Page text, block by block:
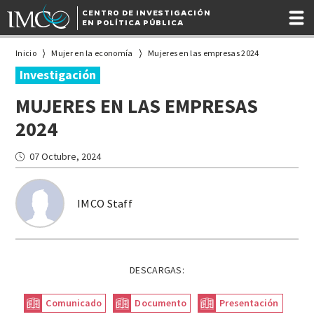
CENTRO DE INVESTIGACIÓN
EN POLÍTICA PÚBLICA
Inicio Mujer en la economía Mujeres en las empresas 2024
Investigación
MUJERES EN LAS EMPRESAS
2024
IMCO Staff
07 Octubre, 2024
DESCARGAS:
Comunicado Documento Presentación